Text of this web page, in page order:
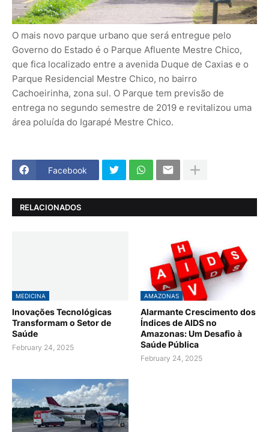
O mais novo parque urbano que será entregue pelo
Governo do Estado é o Parque Afluente Mestre Chico,
que fica localizado entre a avenida Duque de Caxias e o
Parque Residencial Mestre Chico, no bairro
Cachoeirinha, zona sul. O Parque tem previsão de
entrega no segundo semestre de 2019 e revitalizou uma
área poluída do Igarapé Mestre Chico.
Facebook
RELACIONADOS
MEDICINA
Inovações Tecnológicas
Transformam o Setor de
Saúde
February 24, 2025
AMAZONAS
Alarmante Crescimento dos
Índices de AIDS no
Amazonas: Um Desafio à
Saúde Pública
February 24, 2025